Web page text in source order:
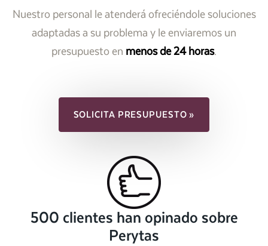
Nuestro personal le atenderá ofreciéndole soluciones
adaptadas a su problema y le enviaremos un
presupuesto en menos de 24 horas.
SOLICITA PRESUPUESTO »
500 clientes han opinado sobre
Perytas